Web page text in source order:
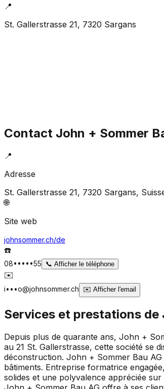
📍
St. Gallerstrasse 21, 7320 Sargans
Contact John + Sommer
📍
Adresse
St. Gallerstrasse 21, 7320 Sargans,
🌐
Site web
johnsommer.ch/de
☎️
08•••••55 📞 Afficher le téléphone
✉️
i•••o@johnsommer.ch ✉️ Afficher l'email
Services et prestations de
Depuis plus de quarante ans, John +
au 21 St. Gallerstrasse, cette société se
déconstruction. John + Sommer Bau
bâtiments. Entreprise formatrice
solides et une polyvalence appréciée